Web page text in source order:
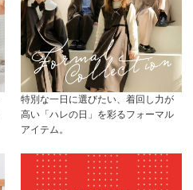
特別な一日に選びたい、着回し力が
高い「ハレの日」を彩るフォーマル
アイテム。